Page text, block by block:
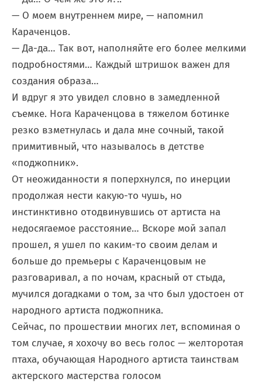
— О моем внутреннем мире, — напомнил
Караченцов.
— Да-да… Так вот, наполняйте его более мелкими
подробностями… Каждый штришок важен для
создания образа…
И вдруг я это увидел словно в замедленной
съемке. Нога Караченцова в тяжелом ботинке
резко взметнулась и дала мне сочный, такой
примитивный, что называлось в детстве
«поджопник».
От неожиданности я поперхнулся, по инерции
продолжая нести какую-то чушь, но
инстинктивно отодвинувшись от артиста на
недосягаемое расстояние… Вскоре мой запал
прошел, я ушел по каким-то своим делам и
больше до премьеры с Караченцовым не
разговаривал, а по ночам, красный от стыда,
мучился догадками о том, за что был удостоен от
народного артиста поджопника.
Сейчас, по прошествии многих лет, вспоминая о
том случае, я хохочу во весь голос — желторотая
птаха, обучающая Народного артиста таинствам
актерского мастерства голосом